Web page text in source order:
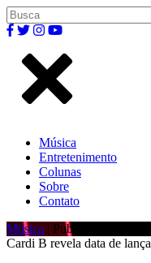
Música
Entretenimento
Colunas
Sobre
Contato
Música | Publicado por
Cardi B revela data de